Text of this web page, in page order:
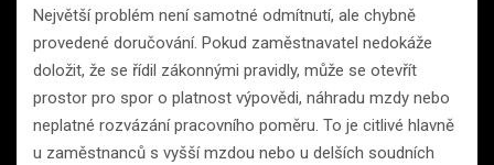
Největší problém není samotné odmítnutí, ale chybně
provedené doručování. Pokud zaměstnavatel nedokáže
doložit, že se řídil zákonnými pravidly, může se otevřít
prostor pro spor o platnost výpovědi, náhradu mzdy nebo
neplatné rozvázání pracovního poměru. To je citlivé hlavně
u zaměstnanců s vyšší mzdou nebo u delších soudních